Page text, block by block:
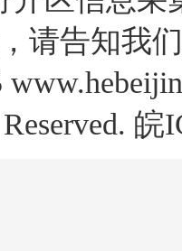
请告知我
Reserved. 皖